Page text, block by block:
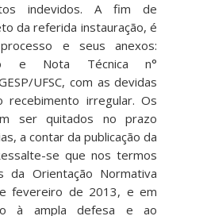
indevidos. A fim de
da referida instauração, é
e seus anexos:
e Nota Técnica n°
UFSC, com as devidas
recebimento irregular. Os
ser quitados no prazo
a contar da publicação da
se que nos termos
Orientação Normativa
fevereiro de 2013, e em
à ampla defesa e ao